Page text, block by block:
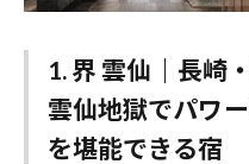
1. 界 雲仙｜長崎
雲仙地獄でパワ
を堪能できる宿